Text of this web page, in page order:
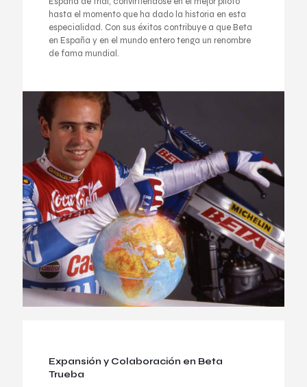
hasta el momento que ha dado la historia en esta
especialidad. Con sus éxitos contribuye a que Beta
en España y en el mundo entero tenga un renombre
de fama mundial.
Expansión y Colaboración en Beta
Trueba